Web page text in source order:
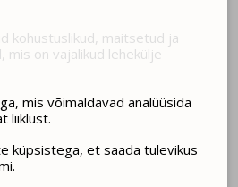
kohustuslikud, maitsetud ja
mis on vajalikud lehekülje
mis võimaldavad analüüsida
liiklust.
küpsistega, et saada tulevikus